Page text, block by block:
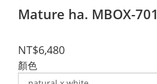
Mature ha. MBOX-701
NT$6,480
顏色